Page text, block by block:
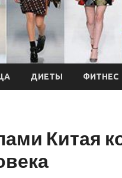
ДИЕТЫ ФИТНЕС
Китая